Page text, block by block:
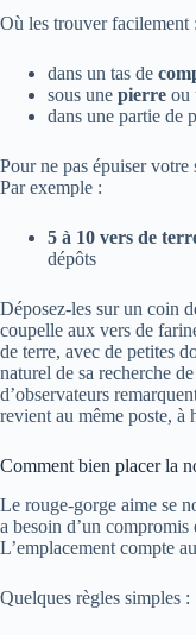
Où les trouver facilement :
dans un tas de
sous une pierre ou
dans une partie de
Pour ne pas épuiser votre
Par exemple :
5 à 10 vers de
dépôts
Déposez-les sur un coin
coupelle aux vers de
de terre, avec de petites
naturel de sa recherche
d’observateurs
revient au même poste, à
Comment bien placer la
Le rouge-gorge aime se
a besoin d’un
L’emplacement compte
Quelques règles simples :